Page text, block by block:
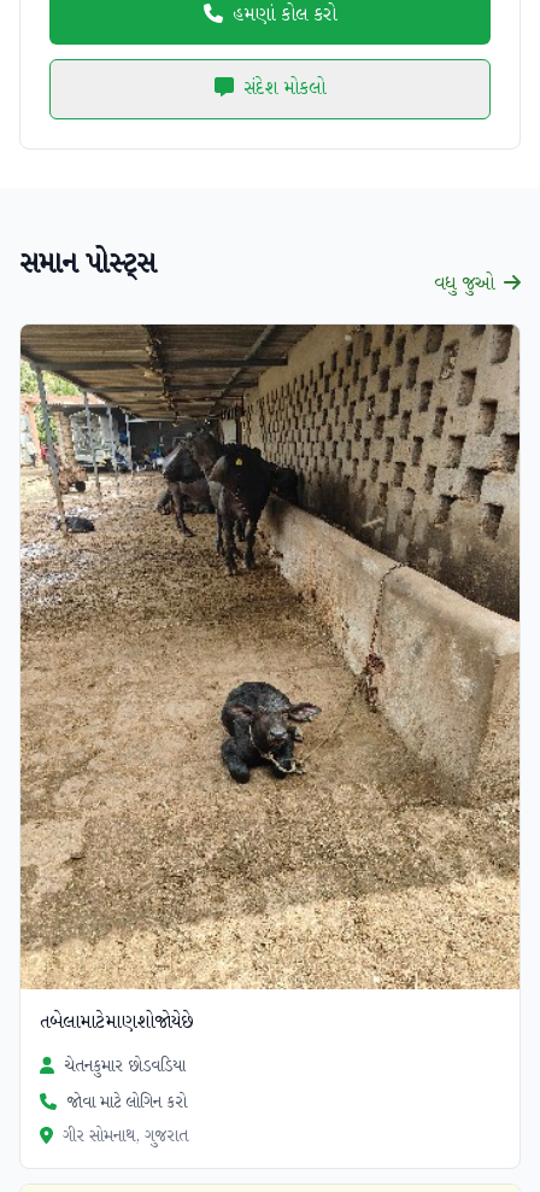
હમણાં કોલ કરો
સંદેશ મોકલો
સમાન પોસ્ટ્સ વધુ જુઓ
તબેલામાટેમાણશોજોયેછે
ચેતનકુમાર છોડવડિયા
જોવા માટે લોગિન કરો
ગીર સોમનાથ, ગુજરાત